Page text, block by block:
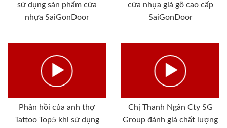
sử dụng sản phẩm cửa
nhựa SaiGonDoor
cửa nhựa giả gỗ cao cấp
SaiGonDoor
Phản hồi của anh thợ
Tattoo Top5 khi sử dụng
Chị Thanh Ngân Cty SG
Group đánh giá chất lượng